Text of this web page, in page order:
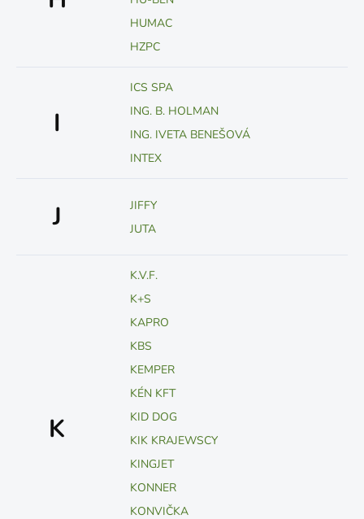
HUMAC
HZPC
I
ICS SPA
ING. B. HOLMAN
ING. IVETA BENEŠOVÁ
INTEX
J
JIFFY
JUTA
K
K.V.F.
K+S
KAPRO
KBS
KEMPER
KÉN KFT
KID DOG
KIK KRAJEWSCY
KINGJET
KONNER
KONVIČKA